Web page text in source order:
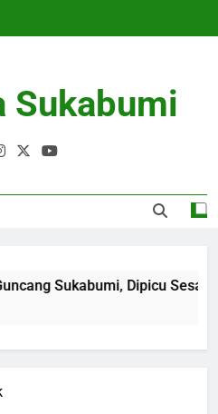
Sukabumi
Sukabumi, Dipicu Sesar